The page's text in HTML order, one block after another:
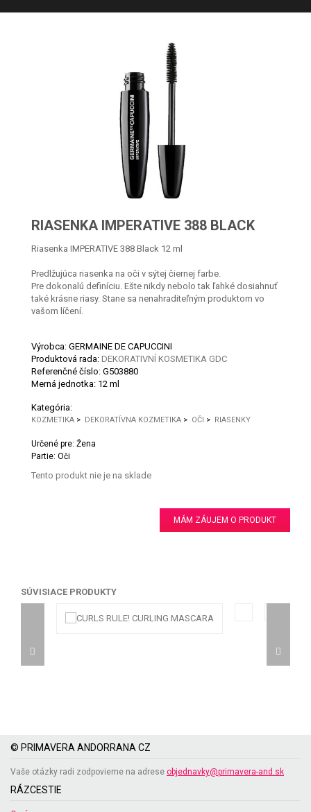
RIASENKA IMPERATIVE 388 BLACK
Riasenka IMPERATIVE 388 Black 12 ml
Predlžujúca riasenka na oči v sýtej čiernej farbe.
Pre dokonalú definíciu. Ešte nikdy nebolo tak ľahké dosiahnuť
také krásne riasy. Stane sa nenahraditeľným produktom vo
vašom líčení.
Výrobca: GERMAINE DE CAPUCCINI
Produktová rada: DEKORATIVNÍ KOSMETIKA GDC
Referenčné číslo: G503880
Merná jednotka: 12 ml
Kategória:
KOZMETIKA > DEKORATÍVNA KOZMETIKA > OČI > RIASENKY
Určené pre: Žena
Partie: Oči
Tento produkt nie je na sklade
MÁM ZÁUJEM O PRODUKT
SÚVISIACE PRODUKTY
© PRIMAVERA ANDORRANA CZ
Vaše otázky radi zodpovieme na adrese objednavky@primavera-and.sk
RÁZCESTIE